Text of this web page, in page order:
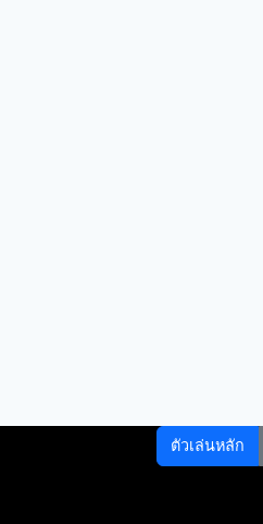
ตัวเล่นหลัก